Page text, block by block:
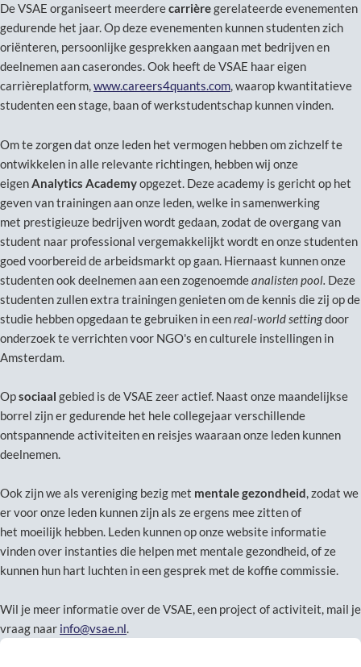
De VSAE organiseert meerderecarrièregerelateerdeevenementen
gedurende het jaar. Op deze evenementen kunnen studenten zich
oriënteren, persoonlijke gesprekken aangaan met bedrijven en
deelnemen aan caserondes. Ook heeft de VSAE haar eigen
carrièreplatform,www.careers4quants.com, waarop kwantitatieve
studenten een stage, baan of werkstudentschap kunnen vinden.
Om te zorgen dat onze leden het vermogen hebben om zichzelf te
ontwikkelen in alle relevante richtingen, hebben wij onze
eigen Analytics Academyopgezet. Deze academy is gericht op het
geven van trainingen aan onze leden, welke in samenwerking
met prestigieuze bedrijven wordt gedaan, zodat de overgang van
student naar professional vergemakkelijkt wordt en onze studenten
goed voorbereid de arbeidsmarkt op gaan. Hiernaast kunnen onze
studenten ook deelnemen aan een zogenoemdeanalisten pool. Deze
studenten zullen extra trainingen genieten om de kennis die zij op de
studie hebben opgedaan te gebruiken in eenreal-world settingdoor
onderzoek te verrichten voor NGO's en culturele instellingen in
Amsterdam.
Opsociaal gebied is de VSAE zeer actief. Naast onze maandelijkse
borrel zijn er gedurende het hele collegejaar verschillende
ontspannende activiteiten en reisjes waaraan onze leden kunnen
deelnemen.
Ook zijn we als vereniging bezig met mentale gezondheid, zodat we
er voor onze leden kunnen zijn als ze ergens mee zitten of
het moeilijk hebben. Leden kunnen op onze website informatie
vinden over instanties die helpen met mentale gezondheid, of ze
kunnen hun hart luchten in een gesprek met de koffie commissie.
Wil je meer informatie over de VSAE, een project of activiteit, mail je
vraag naar info@vsae.nl.